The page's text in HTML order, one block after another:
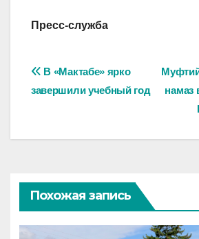
Пресс-служба
Навигация
по
записям
намаз
В «Мактабе» ярко
завершили учебный год
Похожая запись